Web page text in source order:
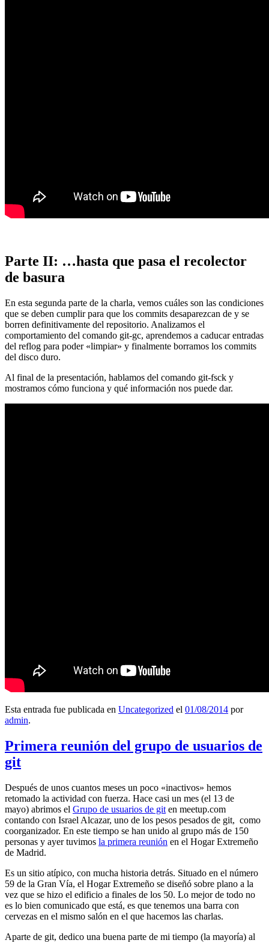
Parte II: …hasta que pasa el recolector
de basura
En esta segunda parte de la charla, vemos cuáles son las condiciones
que se deben cumplir para que los commits desaparezcan de y se
borren definitivamente del repositorio. Analizamos el
comportamiento del comando git-gc, aprendemos a caducar entradas
del reflog para poder «limpiar» y finalmente borramos los commits
del disco duro.
Al final de la presentación, hablamos del comando git-fsck y
mostramos cómo funciona y qué información nos puede dar.
Esta entrada fue publicada en Uncategorized el 01/08/2014 por
admin.
Primera reunión del grupo de usuarios de
git
Después de unos cuantos meses un poco «inactivos» hemos
retomado la actividad con fuerza. Hace casi un mes (el 13 de
mayo) abrimos el Grupo de usuarios de git en meetup.com
contando con Israel Alcazar, uno de los pesos pesados de git, como
coorganizador. En este tiempo se han unido al grupo más de 150
personas y ayer tuvimos la primera reunión en el Hogar Extremeño
de Madrid.
Es un sitio atípico, con mucha historia detrás. Situado en el número
59 de la Gran Vía, el Hogar Extremeño se diseñó sobre plano a la
vez que se hizo el edificio a finales de los 50. Lo mejor de todo no
es lo bien comunicado que está, es que tenemos una barra con
cervezas en el mismo salón en el que hacemos las charlas.
Aparte de git, dedico una buena parte de mi tiempo (la mayoría) al